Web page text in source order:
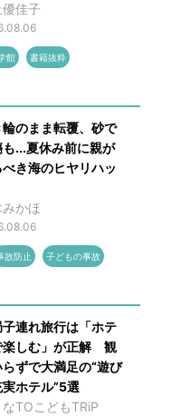
優佳子
館 書籍抜粋
のまま転覆、砂で
も...夏休み前に親が
き海のヒヤリハッ
みかほ
故防止 子どもの事故
連れ旅行は「ホテ
楽しむ」が正解 観
ずで大満足の“遊び
ホテル”5選
なTOこどもTRiP